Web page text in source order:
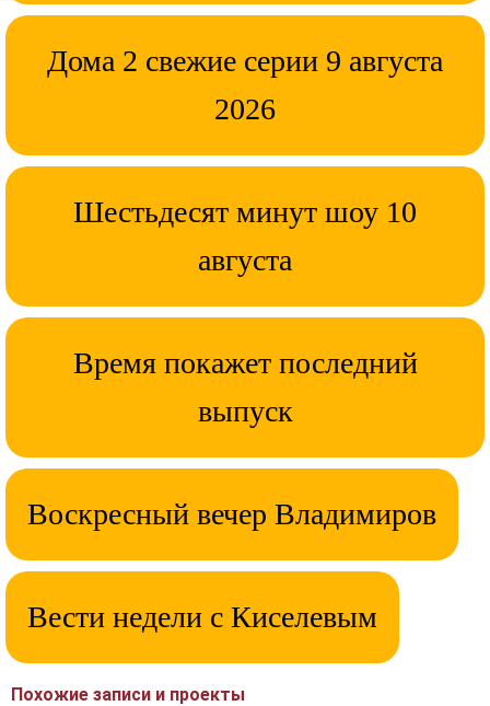
Дома 2 свежие серии 9 августа
2026
Шестьдесят минут шоу 10
августа
Время покажет последний
выпуск
Воскресный вечер Владимиров
Вести недели с Киселевым
Похожие записи и проекты